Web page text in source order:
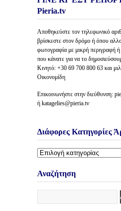
Pieria.tv
Αποθηκεύστε τον τηλεφωνικό
βρίσκεστε στον δρόμο ή όπου
φωτογραφία με μικρή περιγραφή
που κάνατε για να το
Κινητό: +30 69 700 800 63 και
Οικονομίδη
Επικοινωνήστε στην διεύθυνση:
ή katagelies@pieria.tv
Διάφορες Κατηγορίες
Διάφορες
Άρθρων
Αναζήτηση